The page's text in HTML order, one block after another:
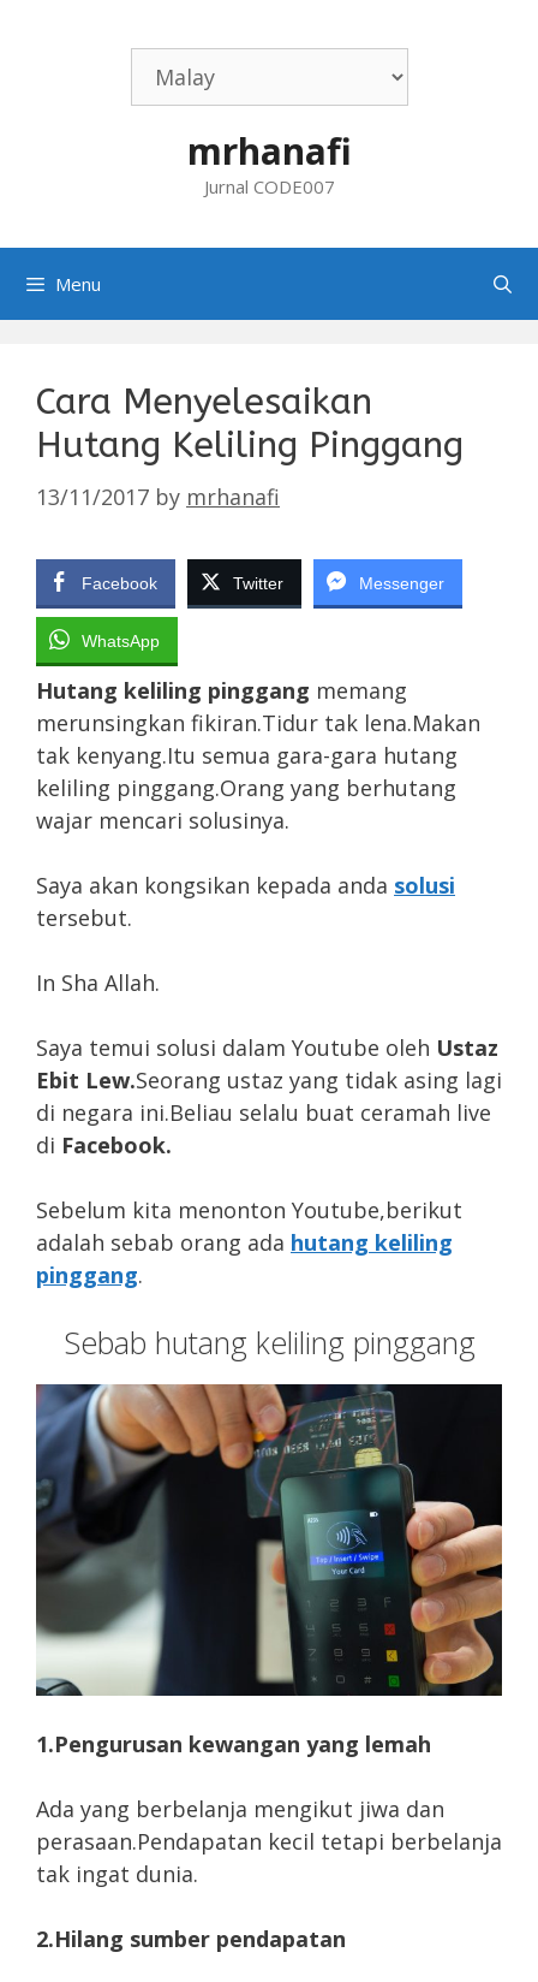
mrhanafi
Jurnal CODE007
Menu
Cara Menyelesaikan
Hutang Keliling Pinggang
13/11/2017 by mrhanafi
Facebook Twitter Messenger
WhatsApp
Hutang keliling pinggang memang
merunsingkan fikiran.Tidur tak lena.Makan
tak kenyang.Itu semua gara-gara hutang
keliling pinggang.Orang yang berhutang
wajar mencari solusinya.
Saya akan kongsikan kepada anda solusi
tersebut.
In Sha Allah.
Saya temui solusi dalam Youtube oleh Ustaz
Ebit Lew.Seorang ustaz yang tidak asing lagi
di negara ini.Beliau selalu buat ceramah live
di Facebook.
Sebelum kita menonton Youtube,berikut
adalah sebab orang ada hutang keliling
pinggang.
Sebab hutang keliling pinggang
1.Pengurusan kewangan yang lemah
Ada yang berbelanja mengikut jiwa dan
perasaan.Pendapatan kecil tetapi berbelanja
tak ingat dunia.
2.Hilang sumber pendapatan